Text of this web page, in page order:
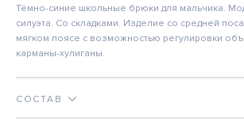
Тёмно-синие школьные брюки для мальчика.
силуэта. Со складками. Изделие со средней
мягком поясе с возможностью регулировки
карманы-хулиганы.
СОСТАВ